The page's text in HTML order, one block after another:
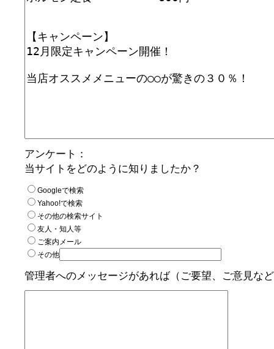
アンケート：
当サイトをどのように知りましたか？
Googleで検索
Yahoo!で検索
その他の検索サイト
友人・知人等
ご案内メール
その他
管理者へのメッセージがあれば（ご要望、ご意見な